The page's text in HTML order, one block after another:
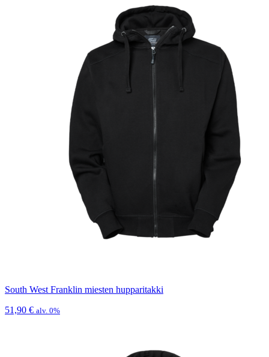
South West Franklin miesten hupparitakki
51,90 € alv. 0%